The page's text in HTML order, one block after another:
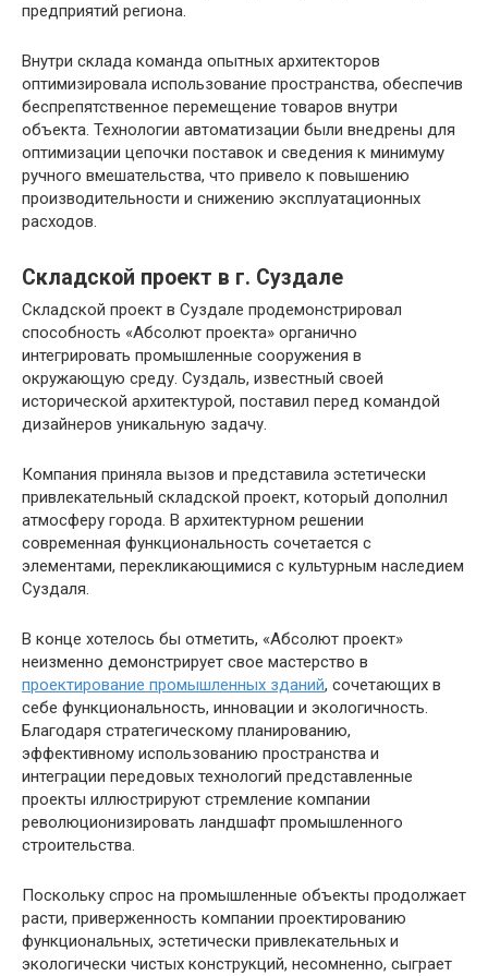
предприятий региона.
Внутри склада команда опытных архитекторов
оптимизировала использование пространства, обеспечив
беспрепятственное перемещение товаров внутри
объекта. Технологии автоматизации были внедрены для
оптимизации цепочки поставок и сведения к минимуму
ручного вмешательства, что привело к повышению
производительности и снижению эксплуатационных
расходов.
Складской проект в г. Суздале
Складской проект в Суздале продемонстрировал
способность «Абсолют проекта» органично
интегрировать промышленные сооружения в
окружающую среду. Суздаль, известный своей
исторической архитектурой, поставил перед командой
дизайнеров уникальную задачу.
Компания приняла вызов и представила эстетически
привлекательный складской проект, который дополнил
атмосферу города. В архитектурном решении
современная функциональность сочетается с
элементами, перекликающимися с культурным наследием
Суздаля.
В конце хотелось бы отметить, «Абсолют проект»
неизменно демонстрирует свое мастерство в
проектирование промышленных зданий, сочетающих в
себе функциональность, инновации и экологичность.
Благодаря стратегическому планированию,
эффективному использованию пространства и
интеграции передовых технологий представленные
проекты иллюстрируют стремление компании
революционизировать ландшафт промышленного
строительства.
Поскольку спрос на промышленные объекты продолжает
расти, приверженность компании проектированию
функциональных, эстетически привлекательных и
экологически чистых конструкций, несомненно, сыграет